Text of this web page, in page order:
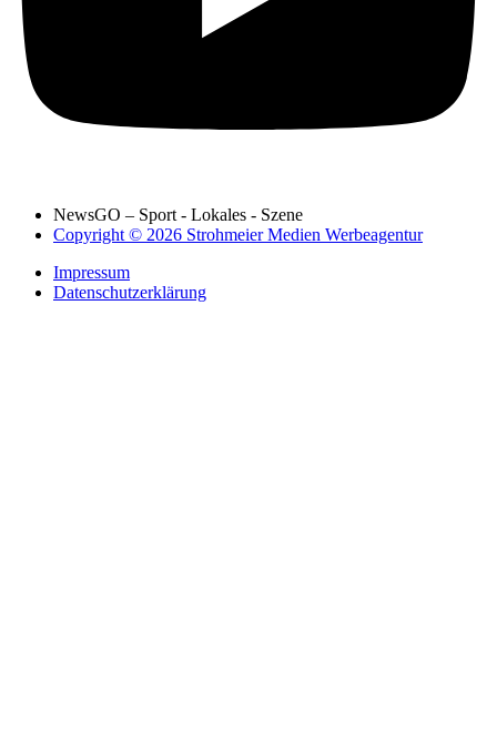
NewsGO – Sport - Lokales - Szene
Copyright © 2026 Strohmeier Medien Werbeagentur
Impressum
Datenschutzerklärung